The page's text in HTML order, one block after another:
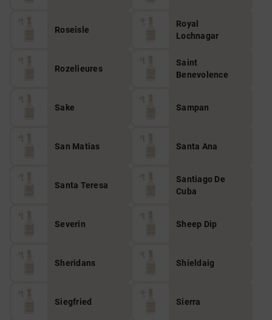
Roseisle
Royal
Lochnagar
Rozelieures
Saint
Benevolence
Sake Sampan
San Matias Santa Ana
Santa Teresa
Santiago De
Cuba
Severin Sheep Dip
Sheridans Shieldaig
Siegfried Sierra